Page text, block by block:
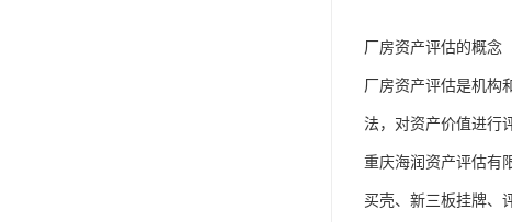
厂房资产评估的概念
厂房资产评估是机构
法，对资产价值进行
重庆海润资产评估有
买壳、新三板挂牌、